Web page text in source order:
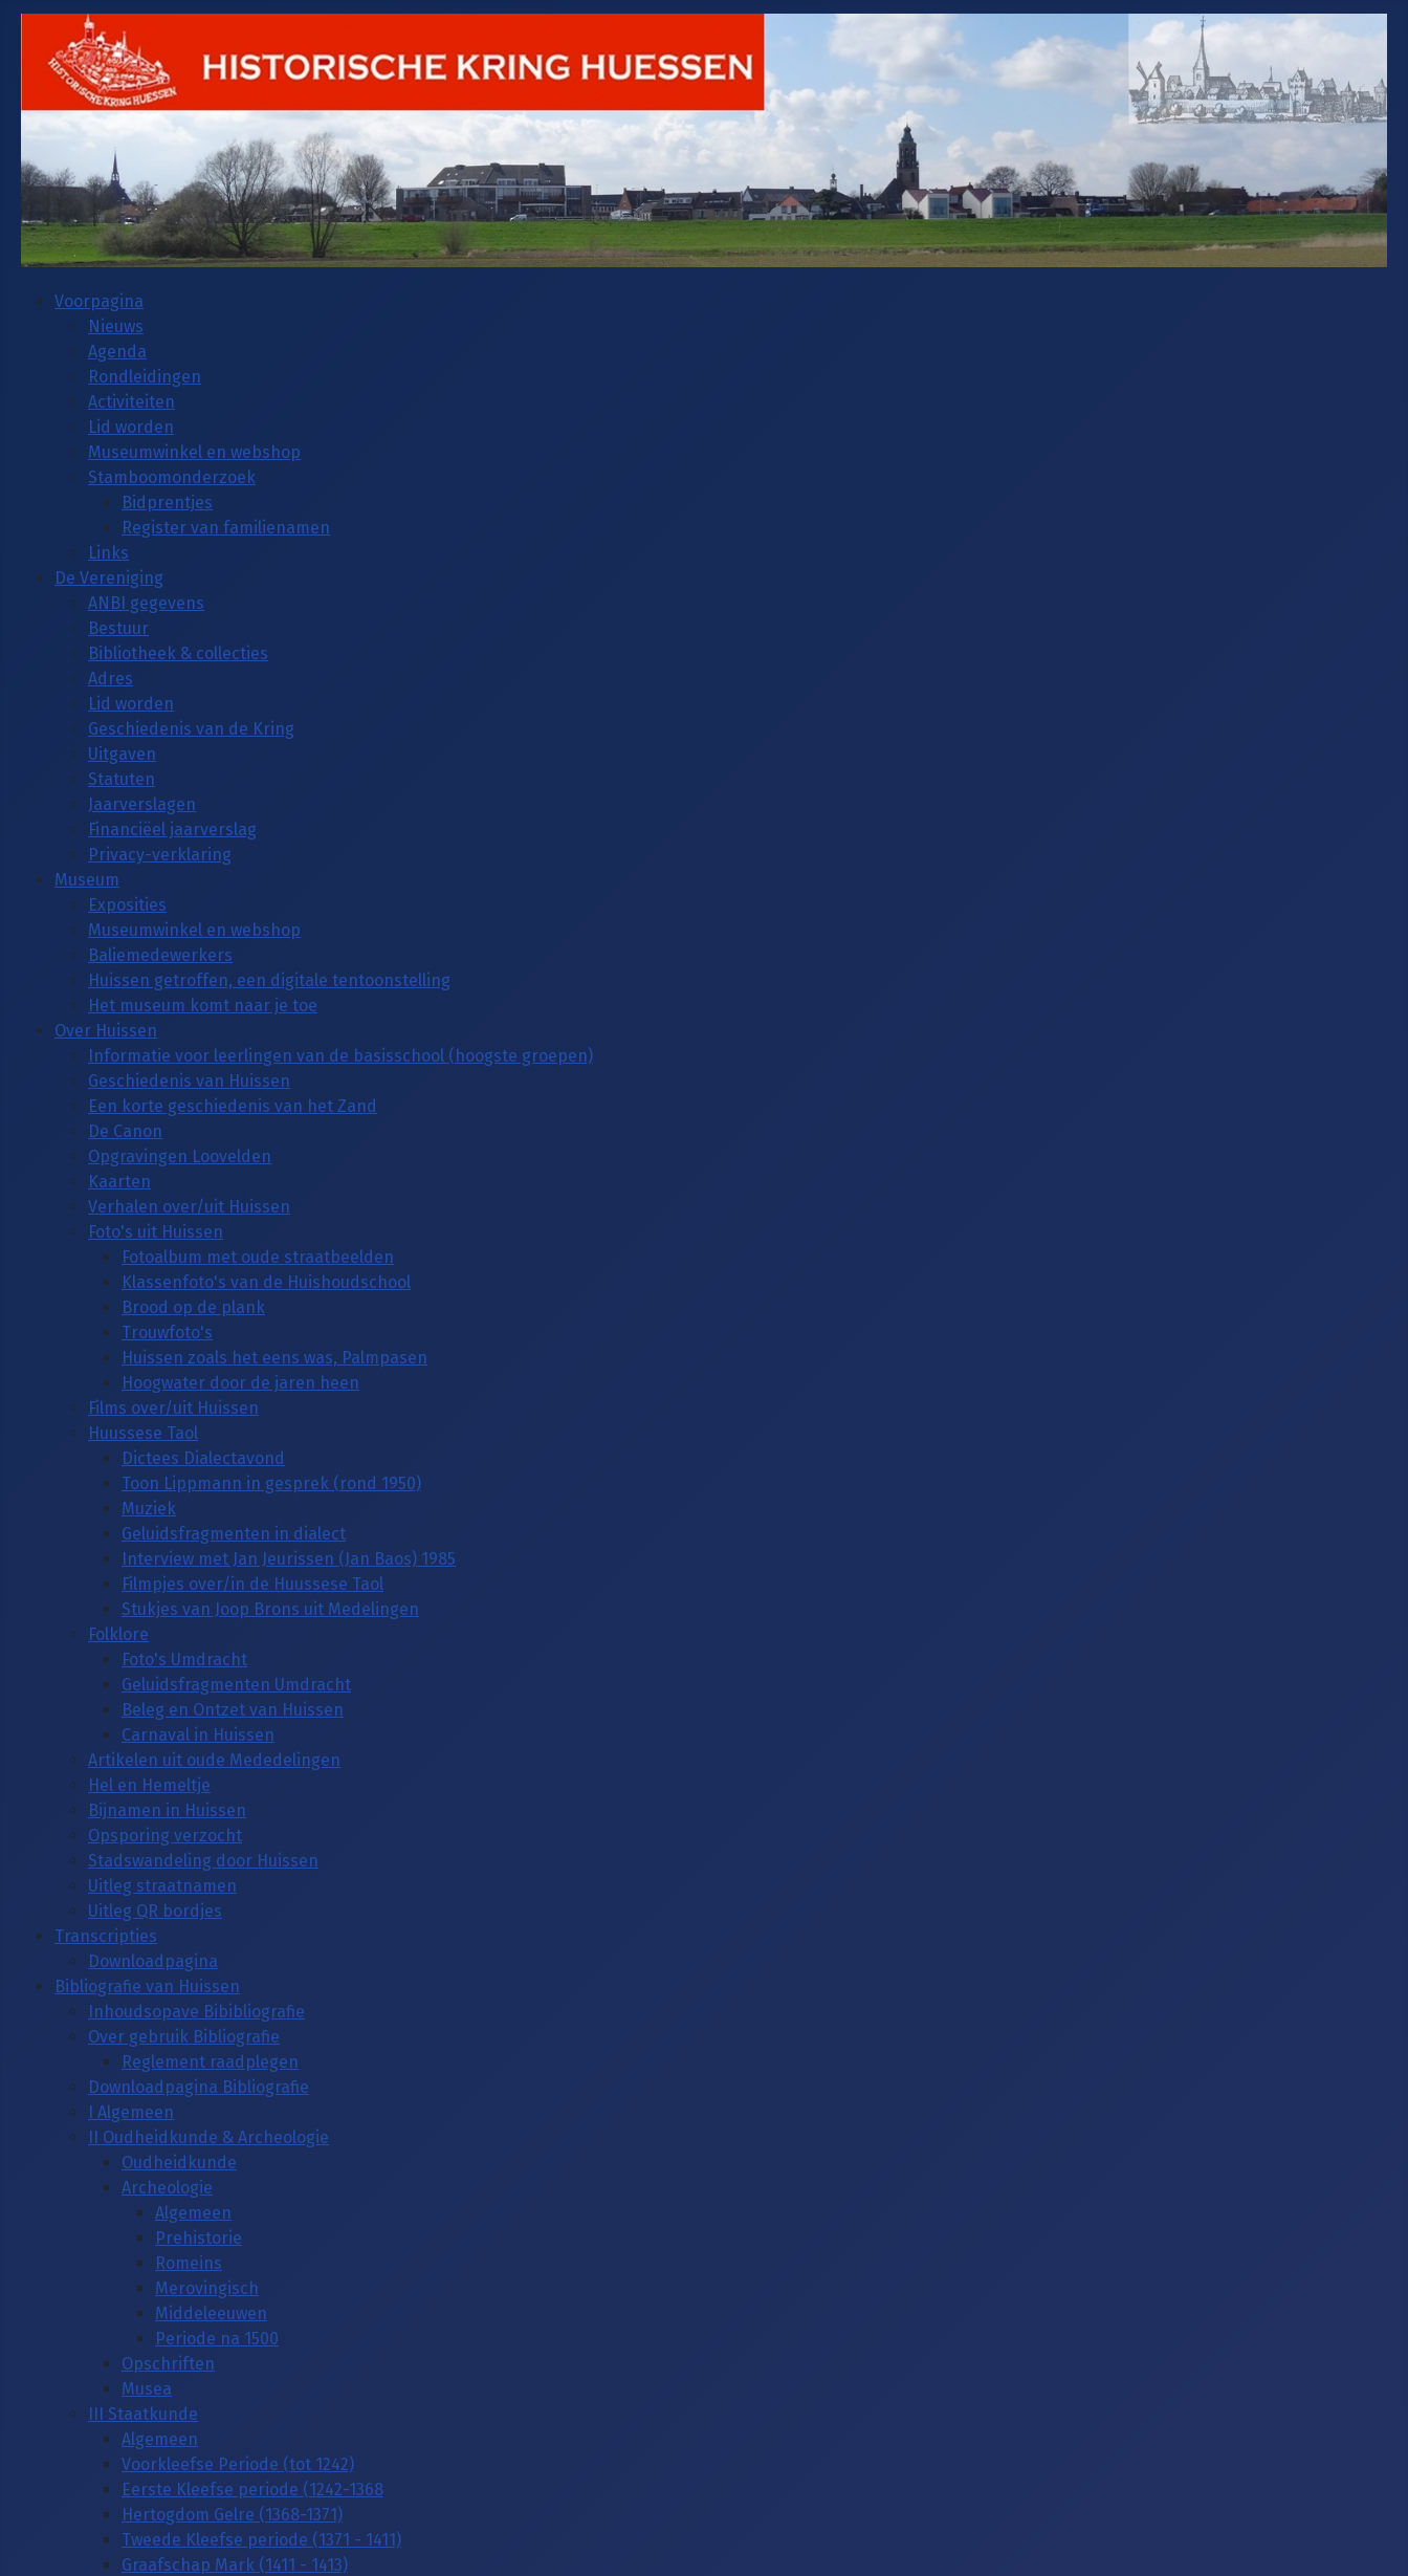
Voorpagina
Nieuws
Agenda
Rondleidingen
Activiteiten
Lid worden
Museumwinkel en webshop
Stamboomonderzoek
Bidprentjes
Register van familienamen
Links
De Vereniging
ANBI gegevens
Bestuur
Bibliotheek & collecties
Adres
Lid worden
Geschiedenis van de Kring
Uitgaven
Statuten
Jaarverslagen
Financiëel jaarverslag
Privacy-verklaring
Museum
Exposities
Museumwinkel en webshop
Baliemedewerkers
Huissen getroffen, een digitale tentoonstelling
Het museum komt naar je toe
Over Huissen
Informatie voor leerlingen van de basisschool (hoogste groepen)
Geschiedenis van Huissen
Een korte geschiedenis van het Zand
De Canon
Opgravingen Loovelden
Kaarten
Verhalen over/uit Huissen
Foto's uit Huissen
Fotoalbum met oude straatbeelden
Klassenfoto's van de Huishoudschool
Brood op de plank
Trouwfoto's
Huissen zoals het eens was, Palmpasen
Hoogwater door de jaren heen
Films over/uit Huissen
Huussese Taol
Dictees Dialectavond
Toon Lippmann in gesprek (rond 1950)
Muziek
Geluidsfragmenten in dialect
Interview met Jan Jeurissen (Jan Baos) 1985
Filmpjes over/in de Huussese Taol
Stukjes van Joop Brons uit Medelingen
Folklore
Foto's Umdracht
Geluidsfragmenten Umdracht
Beleg en Ontzet van Huissen
Carnaval in Huissen
Artikelen uit oude Mededelingen
Hel en Hemeltje
Bijnamen in Huissen
Opsporing verzocht
Stadswandeling door Huissen
Uitleg straatnamen
Uitleg QR bordjes
Transcripties
Downloadpagina
Bibliografie van Huissen
Inhoudsopave Bibibliografie
Over gebruik Bibliografie
Reglement raadplegen
Downloadpagina Bibliografie
I Algemeen
II Oudheidkunde & Archeologie
Oudheidkunde
Archeologie
Algemeen
Prehistorie
Romeins
Merovingisch
Middeleeuwen
Periode na 1500
Opschriften
Musea
III Staatkunde
Algemeen
Voorkleefse Periode (tot 1242)
Eerste Kleefse periode (1242-1368
Hertogdom Gelre (1368-1371)
Tweede Kleefse periode (1371 - 1411)
Graafschap Mark (1411 - 1413)